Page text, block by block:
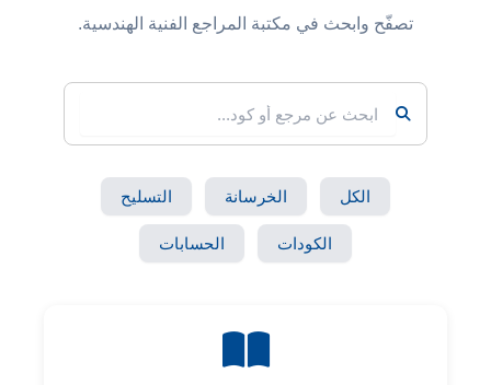
تصفّح وابحث في مكتبة المراجع الفنية الهندسية.
الكل الخرسانة التسليح
الكودات الحسابات